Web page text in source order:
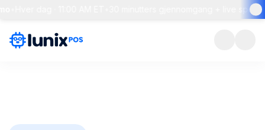
30 minutters gjennomgang + live spørsmål